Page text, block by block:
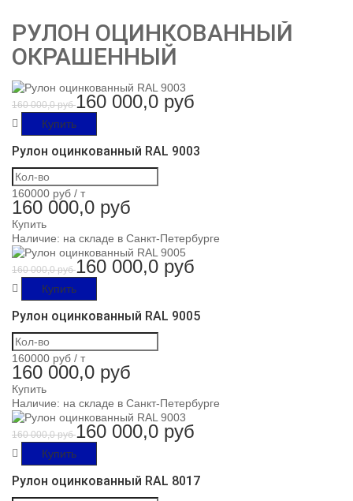
РУЛОН ОЦИНКОВАННЫЙ
ОКРАШЕННЫЙ
160 000,0 руб160 000,0 руб
Купить
Рулон оцинкованный RAL 9003
160000 руб / т
160 000,0 руб
Купить
Наличие: на складе в Санкт-Петербурге
160 000,0 руб160 000,0 руб
Купить
Рулон оцинкованный RAL 9005
160000 руб / т
160 000,0 руб
Купить
Наличие: на складе в Санкт-Петербурге
160 000,0 руб160 000,0 руб
Купить
Рулон оцинкованный RAL 8017